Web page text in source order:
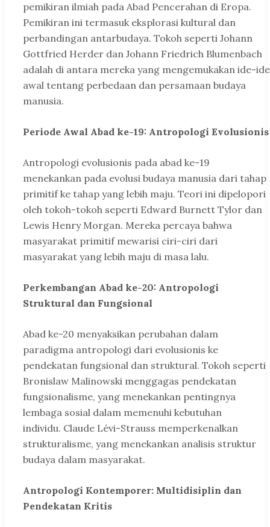
pemikiran ilmiah pada Abad Pencerahan di Eropa.
Pemikiran ini termasuk eksplorasi kultural dan
perbandingan antarbudaya. Tokoh seperti Johann
Gottfried Herder dan Johann Friedrich Blumenbach
adalah di antara mereka yang mengemukakan ide-ide
awal tentang perbedaan dan persamaan budaya
manusia.
Periode Awal Abad ke-19: Antropologi Evolusionis
Antropologi evolusionis pada abad ke-19
menekankan pada evolusi budaya manusia dari tahap
primitif ke tahap yang lebih maju. Teori ini dipelopori
oleh tokoh-tokoh seperti Edward Burnett Tylor dan
Lewis Henry Morgan. Mereka percaya bahwa
masyarakat primitif mewarisi ciri-ciri dari
masyarakat yang lebih maju di masa lalu.
Perkembangan Abad ke-20: Antropologi
Struktural dan Fungsional
Abad ke-20 menyaksikan perubahan dalam
paradigma antropologi dari evolusionis ke
pendekatan fungsional dan struktural. Tokoh seperti
Bronislaw Malinowski menggagas pendekatan
fungsionalisme, yang menekankan pentingnya
lembaga sosial dalam memenuhi kebutuhan
individu. Claude Lévi-Strauss memperkenalkan
strukturalisme, yang menekankan analisis struktur
budaya dalam masyarakat.
Antropologi Kontemporer: Multidisiplin dan
Pendekatan Kritis